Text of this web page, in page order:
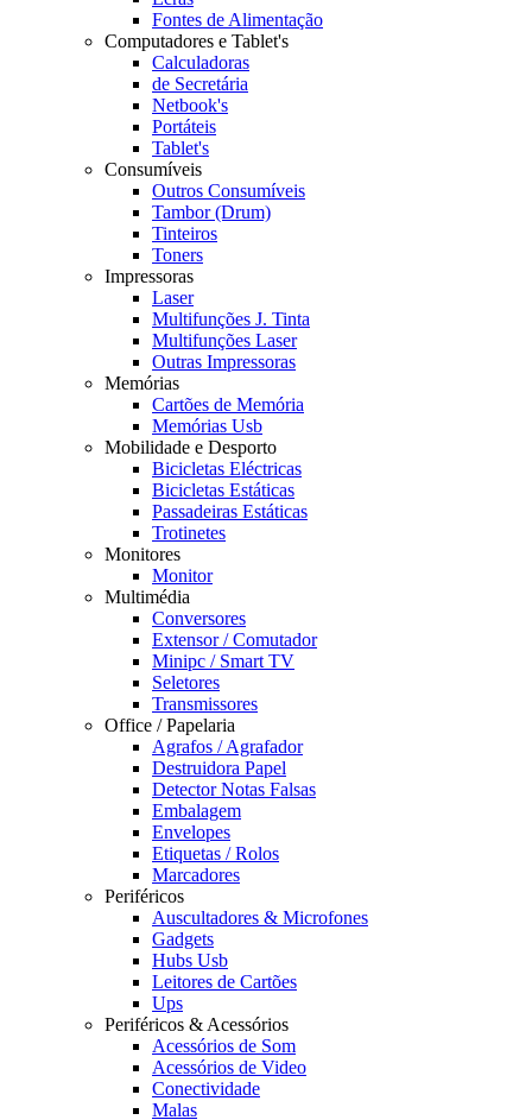
Fontes de Alimentação
Computadores e Tablet's
Calculadoras
de Secretária
Netbook's
Portáteis
Tablet's
Consumíveis
Outros Consumíveis
Tambor (Drum)
Tinteiros
Toners
Impressoras
Laser
Multifunções J. Tinta
Multifunções Laser
Outras Impressoras
Memórias
Cartões de Memória
Memórias Usb
Mobilidade e Desporto
Bicicletas Eléctricas
Bicicletas Estáticas
Passadeiras Estáticas
Trotinetes
Monitores
Monitor
Multimédia
Conversores
Extensor / Comutador
Minipc / Smart TV
Seletores
Transmissores
Office / Papelaria
Agrafos / Agrafador
Destruidora Papel
Detector Notas Falsas
Embalagem
Envelopes
Etiquetas / Rolos
Marcadores
Periféricos
Auscultadores & Microfones
Gadgets
Hubs Usb
Leitores de Cartões
Ups
Periféricos & Acessórios
Acessórios de Som
Acessórios de Video
Conectividade
Malas